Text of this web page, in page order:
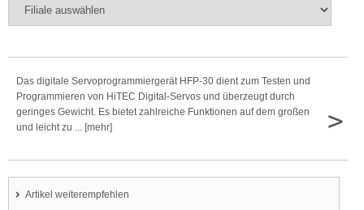
Das digitale Servoprogrammiergerät HFP-30 dient zum Testen und
Programmieren von HiTEC Digital-Servos und überzeugt durch
geringes Gewicht. Es bietet zahlreiche Funktionen auf dem großen
und leicht zu ... [mehr]
>
Artikel weiterempfehlen